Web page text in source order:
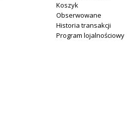
Koszyk
Obserwowane
Historia transakcji
Program lojalnościowy